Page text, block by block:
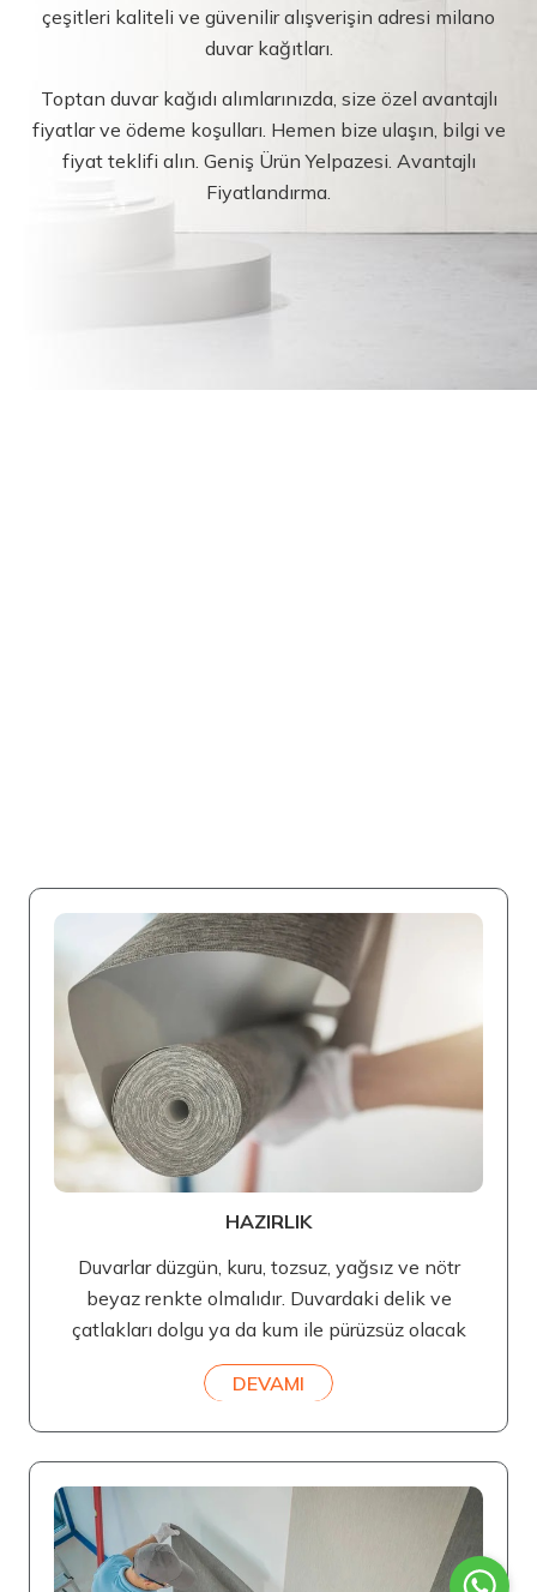
çeşitleri kaliteli ve güvenilir alışverişin adresi milano
duvar kağıtları.
Toptan duvar kağıdı alımlarınızda, size özel avantajlı
fiyatlar ve ödeme koşulları. Hemen bize ulaşın, bilgi ve
fiyat teklifi alın. Geniş Ürün Yelpazesi. Avantajlı
Fiyatlandırma.
HAZIRLIK
Duvarlar düzgün, kuru, tozsuz, yağsız ve nötr
beyaz renkte olmalıdır. Duvardaki delik ve
çatlakları dolgu ya da kum ile pürüzsüz olacak
DEVAMI